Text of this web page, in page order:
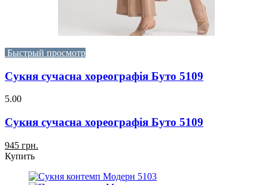
Быстрый просмотр
Сукня сучасна хореографія Буто 5109
5.00
Сукня сучасна хореографія Буто 5109
945 грн.
Купить